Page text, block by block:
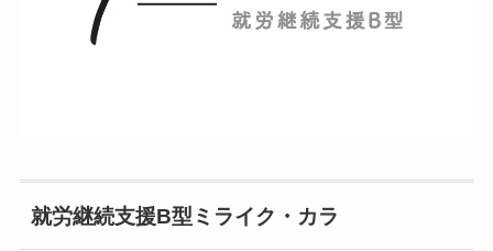
就労継続支援B型ミライク・カラ